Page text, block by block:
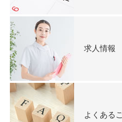
求人情報
よくある